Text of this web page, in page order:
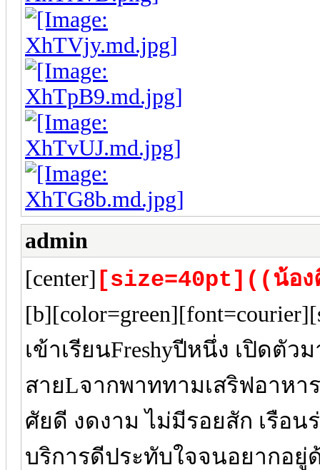
admin
[center] [size=40pt]((น้อ
เข้าเรียนFreshyปีหนึ่ง เปิดตัว
สายLจากพาททามเสริฟอาหา
ศัยดี งดงาม ไม่มีรอยสัก เรือน
บริการดีประทับใจจนอยากอยู่